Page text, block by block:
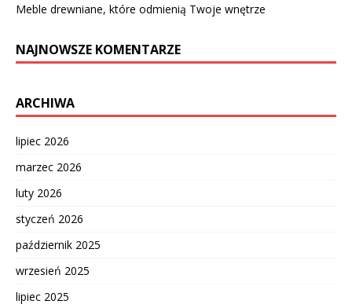
Meble drewniane, które odmienią Twoje wnętrze
NAJNOWSZE KOMENTARZE
ARCHIWA
lipiec 2026
marzec 2026
luty 2026
styczeń 2026
październik 2025
wrzesień 2025
lipiec 2025